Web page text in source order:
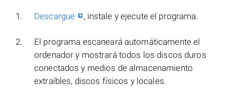
Descargue , instale y ejecute el programa.
El programa escaneará automáticamente el
ordenador y mostrará todos los discos duros
conectados y medios de almacenamiento
extraíbles, discos físicos y locales.